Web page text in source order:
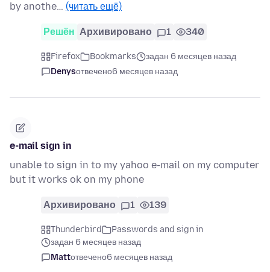
by anothe… (читать ещё)
Решён Архивировано 1 340
Firefox Bookmarks
задан 6 месяцев назад
Denysотвечено6 месяцев назад
e-mail sign in
unable to sign in to my yahoo e-mail on my computer
but it works ok on my phone
Архивировано 1 139
Thunderbird
Passwords and sign in
задан 6 месяцев назад
Mattотвечено6 месяцев назад